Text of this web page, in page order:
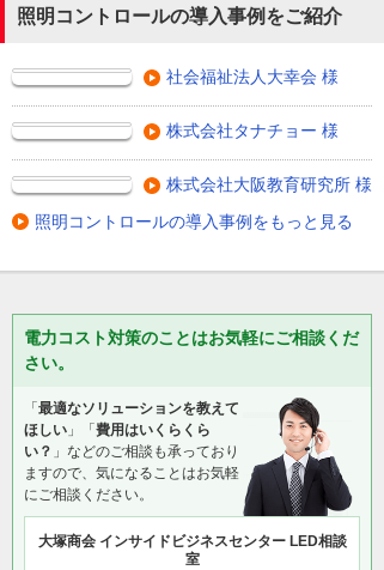
照明コントロールの導入事例をご紹介
社会福祉法人大幸会 様
株式会社タナチョー 様
株式会社大阪教育研究所 様
照明コントロールの導入事例をもっと見る
電力コスト対策のことはお気軽にご相談くだ
さい。
「 最適なソリューションを教えて
ほしい 」「 費用はいくらくら
い？ 」などのご相談も承っており
ますので、気になることはお気軽
にご相談ください。
大塚商会 インサイドビジネスセンター LED相談
室